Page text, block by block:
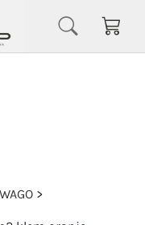
WAGO >